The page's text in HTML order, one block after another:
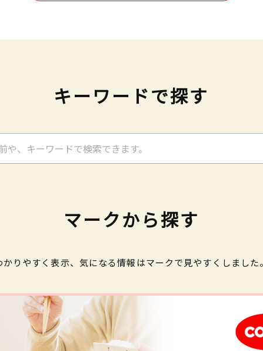
キーワードで探す
マークから探す
りやすく表示、気になる情報はマークで見やすくしました